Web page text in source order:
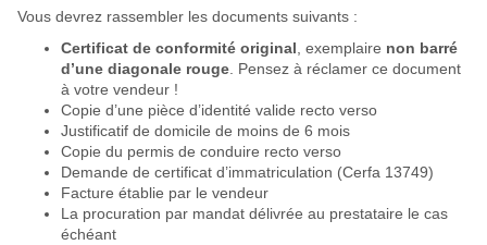
Vous devrez rassembler les documents suivants :
Certificat de conformité original, exemplaire non barré
d’une diagonale rouge. Pensez à réclamer ce document
à votre vendeur !
Copie d’une pièce d’identité valide recto verso
Justificatif de domicile de moins de 6 mois
Copie du permis de conduire recto verso
Demande de certificat d’immatriculation (Cerfa 13749)
Facture établie par le vendeur
La procuration par mandat délivrée au prestataire le cas
échéant